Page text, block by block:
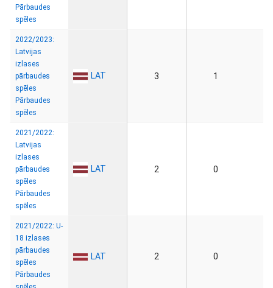
Pārbaudes
spēles
2022/2023:
Latvijas
izlases
pārbaudes
spēles
Pārbaudes
spēles
LAT 3 1
2021/2022:
Latvijas
izlases
pārbaudes
spēles
Pārbaudes
spēles
LAT 2 0
2021/2022: U-
18 izlases
pārbaudes
spēles
Pārbaudes
LAT 2 0